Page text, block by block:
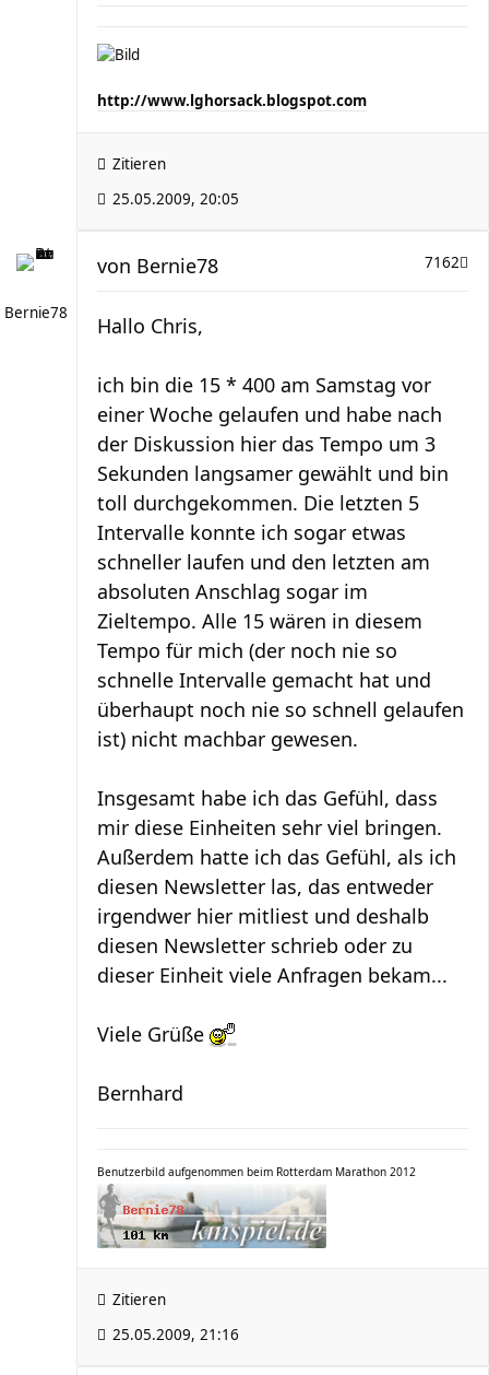
http://www.lghorsack.blogspot.com
Zitieren
25.05.2009, 20:05
Bernie78
7162
von Bernie78
Hallo Chris,
ich bin die 15 * 400 am Samstag vor
einer Woche gelaufen und habe nach
der Diskussion hier das Tempo um 3
Sekunden langsamer gewählt und bin
toll durchgekommen. Die letzten 5
Intervalle konnte ich sogar etwas
schneller laufen und den letzten am
absoluten Anschlag sogar im
Zieltempo. Alle 15 wären in diesem
Tempo für mich (der noch nie so
schnelle Intervalle gemacht hat und
überhaupt noch nie so schnell gelaufen
ist) nicht machbar gewesen.
Insgesamt habe ich das Gefühl, dass
mir diese Einheiten sehr viel bringen.
Außerdem hatte ich das Gefühl, als ich
diesen Newsletter las, das entweder
irgendwer hier mitliest und deshalb
diesen Newsletter schrieb oder zu
dieser Einheit viele Anfragen bekam...
Viele Grüße
Bernhard
Benutzerbild aufgenommen beim Rotterdam Marathon 2012
Zitieren
25.05.2009, 21:16